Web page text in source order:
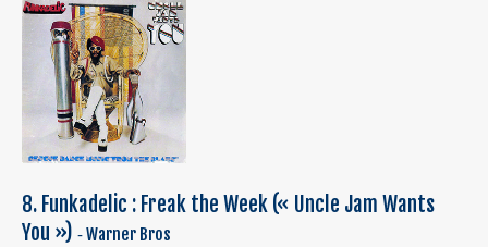
8. Funkadelic : Freak the Week (« Uncle Jam Wants
You ») ‐ Warner Bros